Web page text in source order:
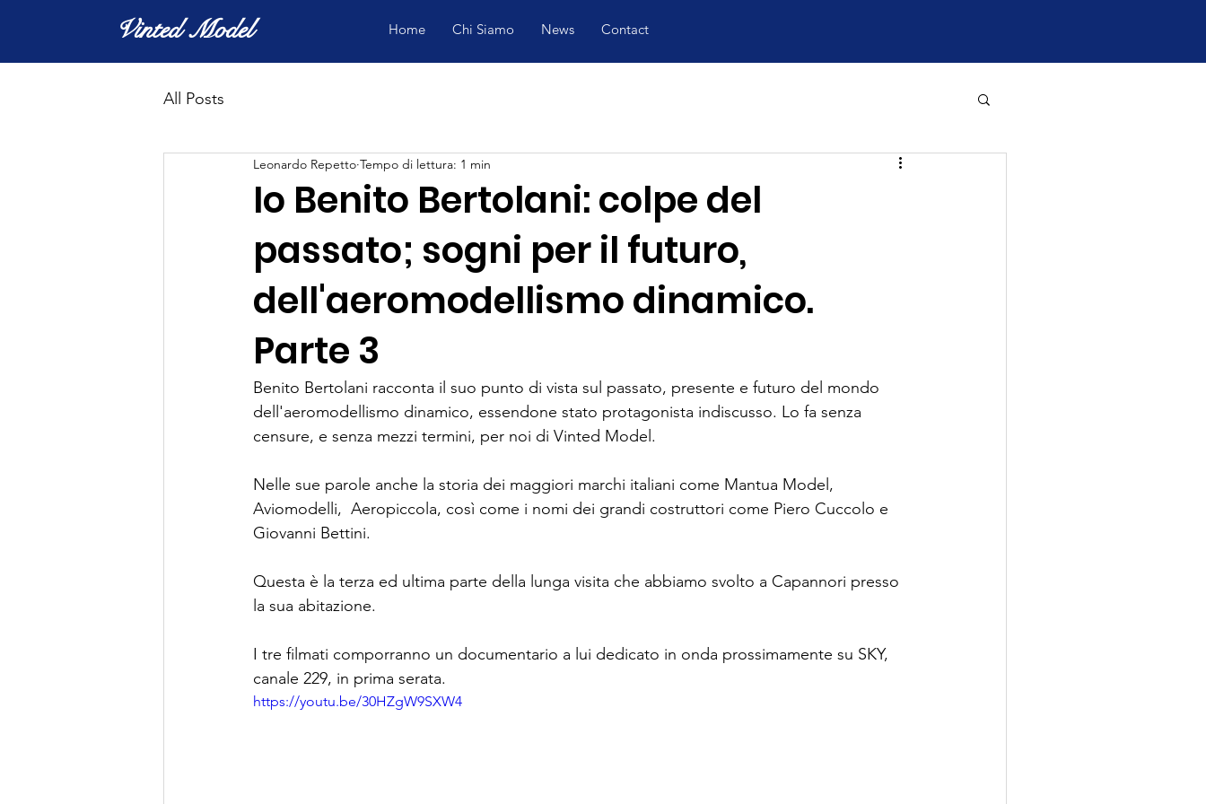
Vinted Model Home Chi Siamo News Contact
All Posts
Io Benito Bertolani: colpe del
passato; sogni per il futuro,
dell'aeromodellismo dinamico.
Parte 3
Leonardo Repetto Tempo di lettura: 1 min
Benito Bertolani racconta il suo punto di vista sul passato, presente e futuro del mondo
dell'aeromodellismo dinamico, essendone stato protagonista indiscusso. Lo fa senza
censure, e senza mezzi termini, per noi di Vinted Model.
Nelle sue parole anche la storia dei maggiori marchi italiani come Mantua Model,
Aviomodelli,  Aeropiccola, così come i nomi dei grandi costruttori come Piero Cuccolo e
Giovanni Bettini.
Questa è la terza ed ultima parte della lunga visita che abbiamo svolto a Capannori presso
la sua abitazione.
I tre filmati comporranno un documentario a lui dedicato in onda prossimamente su SKY,
canale 229, in prima serata.
https://youtu.be/30HZgW9SXW4